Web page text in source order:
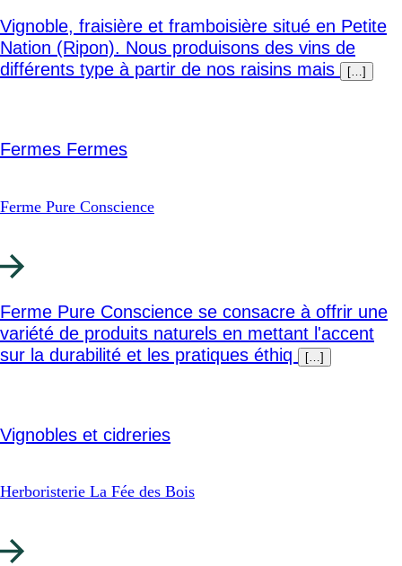
Vignoble, fraisière et framboisière situé en Petite
Nation (Ripon). Nous produisons des vins de
différents type à partir de nos raisins mais
[…]
Fermes Fermes
Ferme Pure Conscience
Ferme Pure Conscience se consacre à offrir une
variété de produits naturels en mettant l'accent
sur la durabilité et les pratiques éthiq
[…]
Vignobles et cidreries
Herboristerie La Fée des Bois